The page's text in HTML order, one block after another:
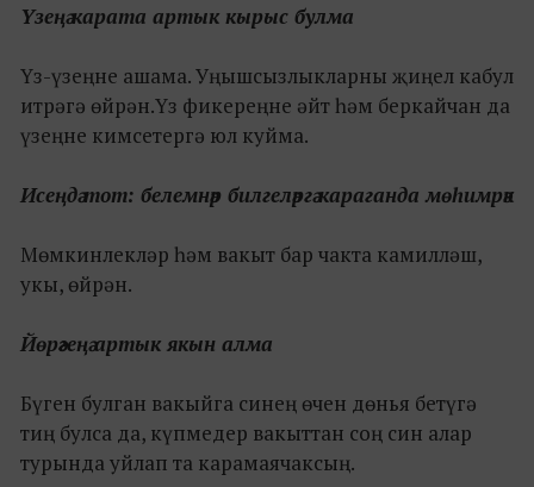
Үзеңә карата артык кырыс булма
Үз-үзеңне ашама. Уңышсызлыкларны җиңел кабул
итрәгә өйрән.Үз фикереңне әйт һәм беркайчан да
үзеңне кимсетергә юл куйма.
Исеңдә тот: белемнәр билгеләргә караганда мөһимрәк
Мөмкинлекләр һәм вакыт бар чакта камилләш,
укы, өйрән.
Йөрәгеңә артык якын алма
Бүген булган вакыйга синең өчен дөнья бетүгә
тиң булса да, күпмедер вакыттан соң син алар
турында уйлап та карамаячаксың.